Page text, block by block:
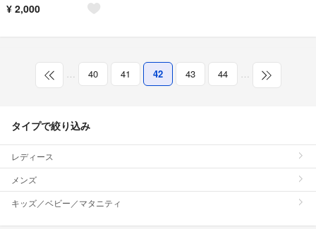
¥ 2,000
… 40 41 42 43 44 …
タイプで絞り込み
レディース
メンズ
キッズ／ベビー／マタニティ